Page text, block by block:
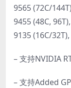
9565 (72C/
9455 (48C,
9135 (16C/
– 支持NVIDIA
– 支持Added